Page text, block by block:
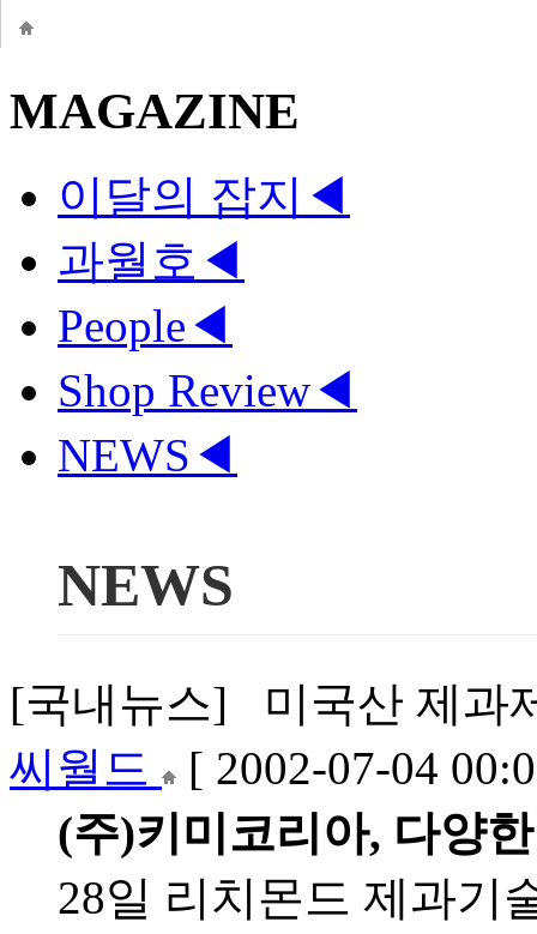
MAGAZINE
이달의 잡지 ◀
과월호 ◀
People◀
Shop Review◀
NEWS ◀
NEWS
[국내뉴스] 미국산 제과
씨월드
[ 2002-07-04
(주)키미코리아, 다양
28일 리치몬드 제과기